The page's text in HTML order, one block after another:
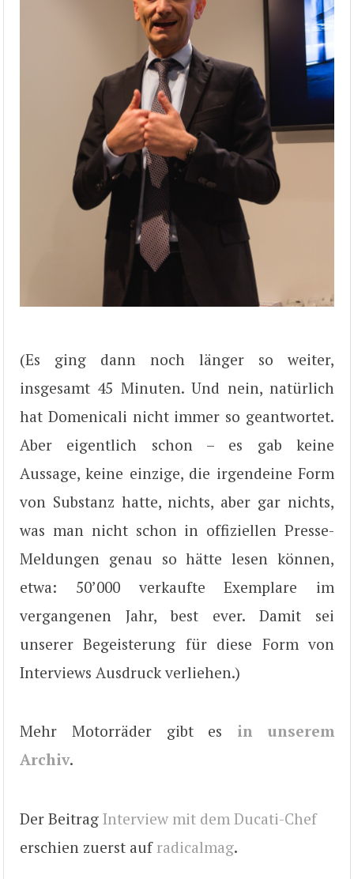
(Es ging dann noch länger so weiter,
insgesamt 45 Minuten. Und nein, natürlich
hat Domenicali nicht immer so geantwortet.
Aber eigentlich schon – es gab keine
Aussage, keine einzige, die irgendeine Form
von Substanz hatte, nichts, aber gar nichts,
was man nicht schon in offiziellen Presse-
Meldungen genau so hätte lesen können,
etwa: 50’000 verkaufte Exemplare im
vergangenen Jahr, best ever. Damit sei
unserer Begeisterung für diese Form von
Interviews Ausdruck verliehen.)
Mehr Motorräder gibt es in unserem
Archiv.
Der Beitrag Interview mit dem Ducati-Chef
erschien zuerst auf radicalmag.